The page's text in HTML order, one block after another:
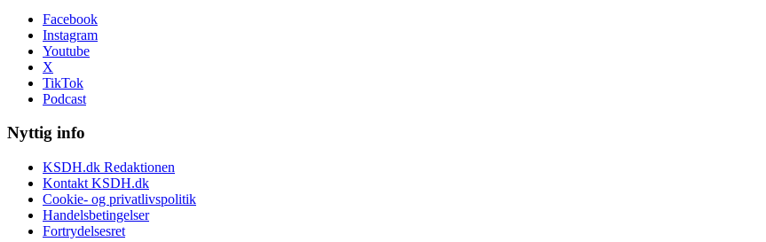
Facebook
Instagram
Youtube
X
TikTok
Podcast
Nyttig info
KSDH.dk Redaktionen
Kontakt KSDH.dk
Cookie- og privatlivspolitik
Handelsbetingelser
Fortrydelsesret